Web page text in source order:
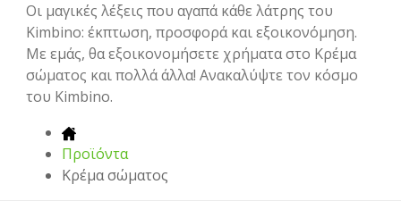
Οι μαγικές λέξεις που αγαπά κάθε λάτρης του
Kimbino: έκπτωση, προσφορά και εξοικονόμηση.
Με εμάς, θα εξοικονομήσετε χρήματα στο Κρέμα
σώματος και πολλά άλλα! Ανακαλύψτε τον κόσμο
του Kimbino.
Προϊόντα
Κρέμα σώματος